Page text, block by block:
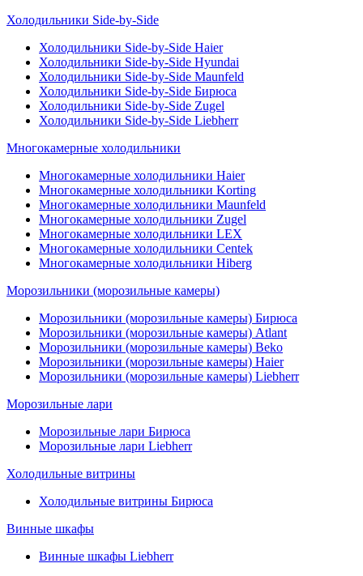
Холодильники Side-by-Side
Холодильники Side-by-Side Haier
Холодильники Side-by-Side Hyundai
Холодильники Side-by-Side Maunfeld
Холодильники Side-by-Side Бирюса
Холодильники Side-by-Side Zugel
Холодильники Side-by-Side Liebherr
Многокамерные холодильники
Многокамерные холодильники Haier
Многокамерные холодильники Korting
Многокамерные холодильники Maunfeld
Многокамерные холодильники Zugel
Многокамерные холодильники LEX
Многокамерные холодильники Centek
Многокамерные холодильники Hiberg
Морозильники (морозильные камеры)
Морозильники (морозильные камеры) Бирюса
Морозильники (морозильные камеры) Atlant
Морозильники (морозильные камеры) Beko
Морозильники (морозильные камеры) Haier
Морозильники (морозильные камеры) Liebherr
Морозильные лари
Морозильные лари Бирюса
Морозильные лари Liebherr
Холодильные витрины
Холодильные витрины Бирюса
Винные шкафы
Винные шкафы Liebherr